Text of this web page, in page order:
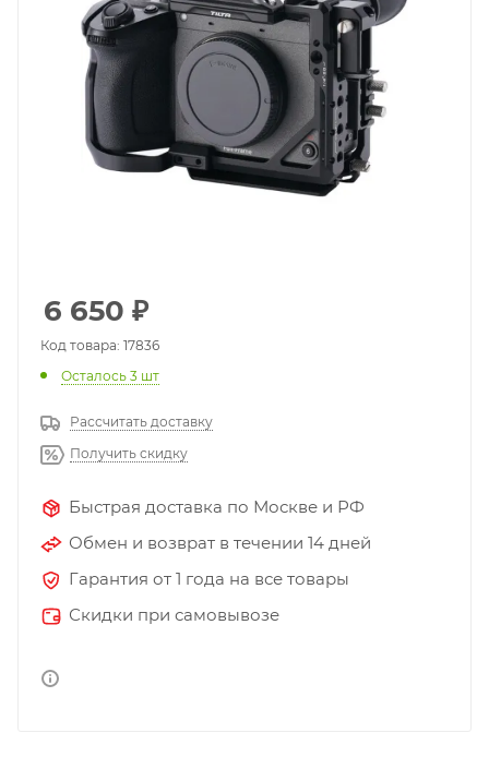
6 650 ₽
Код товара: 17836
Осталось 3 шт
Рассчитать доставку
Получить скидку
Быстрая доставка по Москве и РФ
Обмен и возврат в течении 14 дней
Гарантия от 1 года на все товары
Скидки при самовывозе